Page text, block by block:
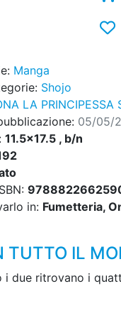
Manga
Shojo
LA PRINCIPESSA
05/05/
11.5x17.5 , b/n
in: Fumetteria,
TUTTO IL
due ritrovano i